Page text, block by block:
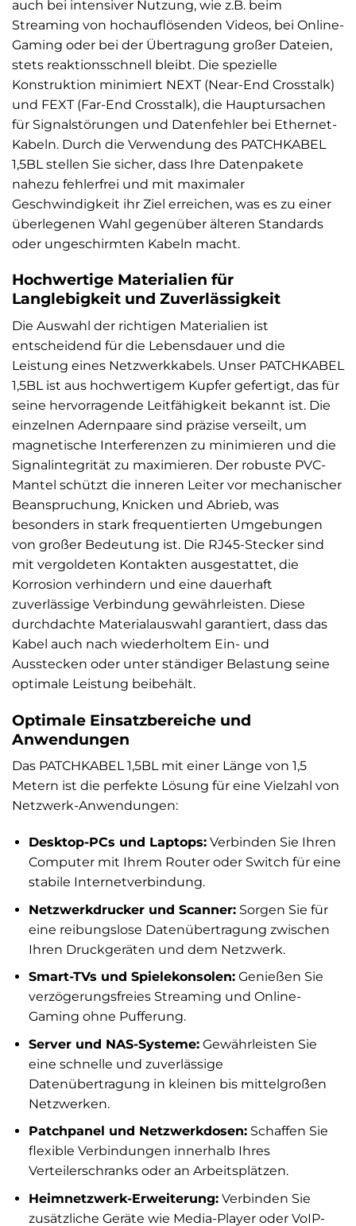
auch bei intensiver Nutzung, wie z.B. beim
Streaming von hochauflösenden Videos, bei Online-
Gaming oder bei der Übertragung großer Dateien,
stets reaktionsschnell bleibt. Die spezielle
Konstruktion minimiert NEXT (Near-End Crosstalk)
und FEXT (Far-End Crosstalk), die Hauptursachen
für Signalstörungen und Datenfehler bei Ethernet-
Kabeln. Durch die Verwendung des PATCHKABEL
1,5BL stellen Sie sicher, dass Ihre Datenpakete
nahezu fehlerfrei und mit maximaler
Geschwindigkeit ihr Ziel erreichen, was es zu einer
überlegenen Wahl gegenüber älteren Standards
oder ungeschirmten Kabeln macht.
Hochwertige Materialien für
Langlebigkeit und Zuverlässigkeit
Die Auswahl der richtigen Materialien ist
entscheidend für die Lebensdauer und die
Leistung eines Netzwerkkabels. Unser PATCHKABEL
1,5BL ist aus hochwertigem Kupfer gefertigt, das für
seine hervorragende Leitfähigkeit bekannt ist. Die
einzelnen Adernpaare sind präzise verseilt, um
magnetische Interferenzen zu minimieren und die
Signalintegrität zu maximieren. Der robuste PVC-
Mantel schützt die inneren Leiter vor mechanischer
Beanspruchung, Knicken und Abrieb, was
besonders in stark frequentierten Umgebungen
von großer Bedeutung ist. Die RJ45-Stecker sind
mit vergoldeten Kontakten ausgestattet, die
Korrosion verhindern und eine dauerhaft
zuverlässige Verbindung gewährleisten. Diese
durchdachte Materialauswahl garantiert, dass das
Kabel auch nach wiederholtem Ein- und
Ausstecken oder unter ständiger Belastung seine
optimale Leistung beibehält.
Optimale Einsatzbereiche und
Anwendungen
Das PATCHKABEL 1,5BL mit einer Länge von 1,5
Metern ist die perfekte Lösung für eine Vielzahl von
Netzwerk-Anwendungen:
Desktop-PCs und Laptops:Verbinden Sie Ihren
Computer mit Ihrem Router oder Switch für eine
stabile Internetverbindung.
Netzwerkdrucker und Scanner:Sorgen Sie für
eine reibungslose Datenübertragung zwischen
Ihren Druckgeräten und dem Netzwerk.
Smart-TVs und Spielekonsolen:Genießen Sie
verzögerungsfreies Streaming und Online-
Gaming ohne Pufferung.
Server und NAS-Systeme:Gewährleisten Sie
eine schnelle und zuverlässige
Datenübertragung in kleinen bis mittelgroßen
Netzwerken.
Patchpanel und Netzwerkdosen:Schaffen Sie
flexible Verbindungen innerhalb Ihres
Verteilerschranks oder an Arbeitsplätzen.
Heimnetzwerk-Erweiterung:Verbinden Sie
zusätzliche Geräte wie Media-Player oder VoIP-